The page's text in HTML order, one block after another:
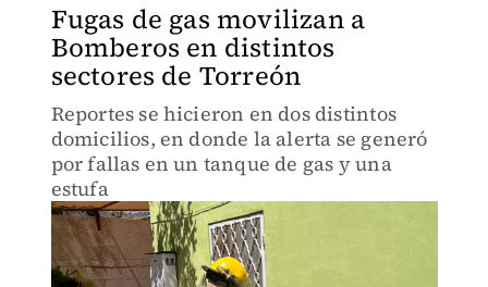
Fugas de gas movilizan a
Bomberos en distintos
sectores de Torreón
Reportes se hicieron en dos distintos
domicilios, en donde la alerta se generó
por fallas en un tanque de gas y una
estufa